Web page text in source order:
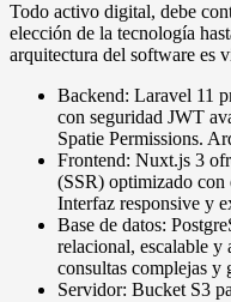
Todo activo digital, debe
elección de la tecnología
arquitectura del software es
Backend: Laravel 11
con seguridad JWT
Spatie Permissions.
Frontend: Nuxt.js 3
(SSR) optimizado con
Interfaz responsive y
Base de datos:
relacional, escalable y
consultas complejas y
Servidor: Bucket S3